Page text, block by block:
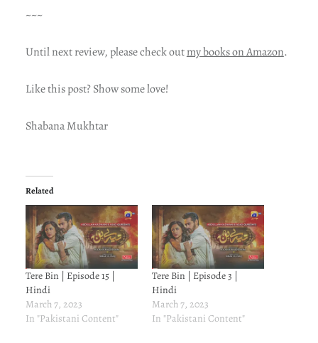
~~~
Until next review, please check outmy books on Amazon.
Like this post? Show some love!
Shabana Mukhtar
Related
Tere Bin | Episode 15 |
Hindi
March 7, 2023
In "Pakistani Content"
Tere Bin | Episode 3 |
Hindi
March 7, 2023
In "Pakistani Content"